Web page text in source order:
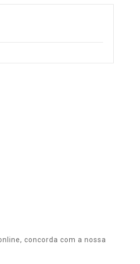
concorda com a nossa